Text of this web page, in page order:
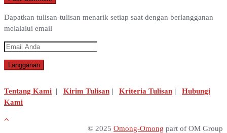
Dapatkan tulisan-tulisan menarik setiap saat dengan berlangganan
melalalui email
Tentang Kami | Kirim Tulisan | Kriteria Tulisan | Hubungi
Kami
© 2025 Omong-Omong part of OM Group